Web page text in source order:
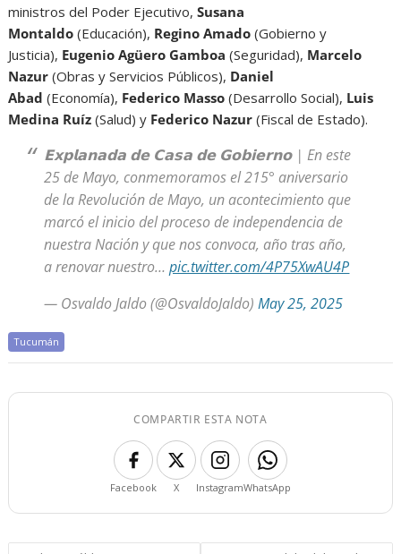
ministros del Poder Ejecutivo,Susana
Montaldo (Educación), Regino Amado (Gobierno y
Justicia), Eugenio Agüero Gamboa (Seguridad), Marcelo
Nazur (Obras y Servicios Públicos), Daniel
Abad (Economía), Federico Masso (Desarrollo Social), Luis
Medina Ruíz(Salud) y Federico Nazur (Fiscal de Estado).
𝗘𝘅𝗽𝗹𝗮𝗻𝗮𝗱𝗮 𝗱𝗲 𝗖𝗮𝘀𝗮 𝗱𝗲 𝗚𝗼𝗯𝗶𝗲𝗿𝗻𝗼 | En este
25 de Mayo, conmemoramos el 215° aniversario
de la Revolución de Mayo, un acontecimiento que
marcó el inicio del proceso de independencia de
nuestra Nación y que nos convoca, año tras año,
a renovar nuestro…pic.twitter.com/4P75XwAU4P
— Osvaldo Jaldo (@OsvaldoJaldo)May 25, 2025
Tucumán
COMPARTIR ESTA NOTA
Facebook X InstagramWhatsApp